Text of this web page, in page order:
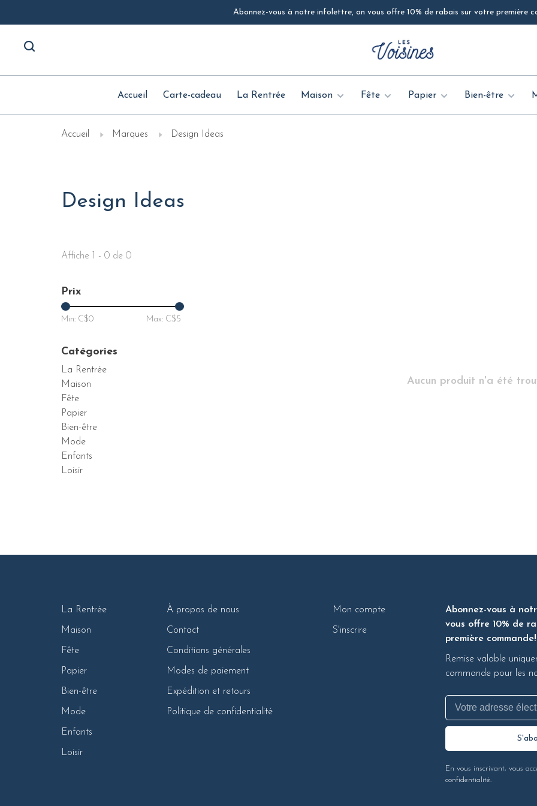
Abonnez-vous à notre infolettre, on vous offre 10% de rabais sur votre première
Accueil Carte-cadeau La Rentrée Maison Fête Papier Bien-être
Accueil Marques Design Ideas
Design Ideas
Affiche 1 - 0 de 0
Prix
Min: C$0 Max: C$ 5
Catégories
La Rentrée
Maison
Fête
Papier
Bien-être
Mode
Enfants
Loisir
Aucun produit n'a été
La Rentrée
Maison
Fête
Papier
Bien-être
Mode
Enfants
Loisir
À propos de nous
Contact
Conditions générales
Modes de paiement
Expédition et retours
Politique de confidentialité
Mon compte
S'inscrire
Abonnez-vous à
vous offre 10% de
première commande!
Remise valable
commande pour les
En vous inscrivant, vous
confidentialité.